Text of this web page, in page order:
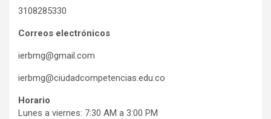
3108285330
Correos electrónicos
ierbmg@gmail.com
ierbmg@ciudadcompetencias.edu.co
Horario
Lunes a viernes: 7:30 AM a 3:00 PM